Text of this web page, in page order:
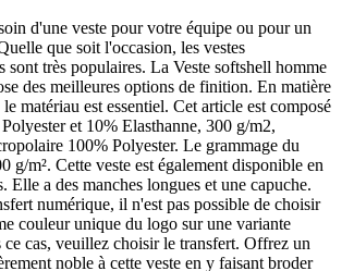
d'une veste pour votre équipe ou pour un
que soit l'occasion, les vestes
sont très populaires. La Veste softshell homme
des meilleures options de finition. En matière
matériau est essentiel. Cet article est composé
et 10% Elasthanne, 300 g/m2,
100% Polyester. Le grammage du
g/m². Cette veste est également disponible en
Elle a des manches longues et une capuche.
numérique, il n'est pas possible de choisir
couleur unique du logo sur une variante
ce cas, veuillez choisir le transfert. Offrez un
noble à cette veste en y faisant broder